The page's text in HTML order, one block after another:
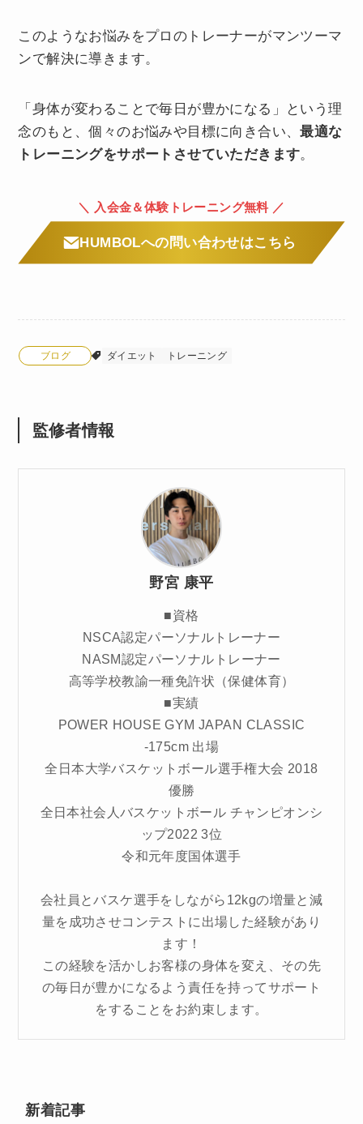
このようなお悩みをプロのトレーナーがマンツーマ
ンで解決に導きます。
「身体が変わることで毎日が豊かになる」という理
念のもと、個々のお悩みや目標に向き合い、最適な
トレーニングをサポートさせていただきます。
＼ 入会金＆体験トレーニング無料 ／
HUMBOLへの問い合わせはこちら
ブログ ダイエット トレーニング
監修者情報
野宮 康平
■資格
NSCA認定パーソナルトレーナー
NASM認定パーソナルトレーナー
高等学校教諭一種免許状（保健体育）
■実績
POWER HOUSE GYM JAPAN CLASSIC
-175cm 出場
全日本大学バスケットボール選手権大会 2018
優勝
全日本社会人バスケットボール チャンピオンシ
ップ2022 3位
令和元年度国体選手
会社員とバスケ選手をしながら12kgの増量と減
量を成功させコンテストに出場した経験があり
ます！
この経験を活かしお客様の身体を変え、その先
の毎日が豊かになるよう責任を持ってサポート
をすることをお約束します。
新着記事